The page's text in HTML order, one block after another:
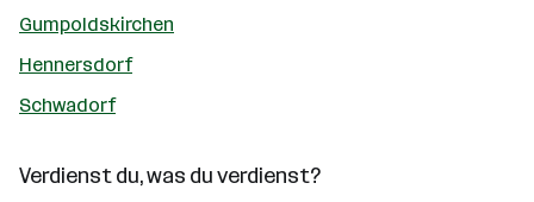
Gumpoldskirchen
Hennersdorf
Schwadorf
Verdienst du, was du verdienst?